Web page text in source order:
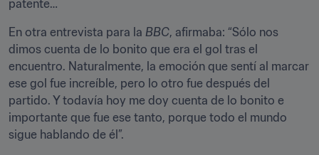
patente…
En otra entrevista para la BBC, afirmaba: “Sólo nos
dimos cuenta de lo bonito que era el gol tras el
encuentro. Naturalmente, la emoción que sentí al marcar
ese gol fue increíble, pero lo otro fue después del
partido. Y todavía hoy me doy cuenta de lo bonito e
importante que fue ese tanto, porque todo el mundo
sigue hablando de él”.